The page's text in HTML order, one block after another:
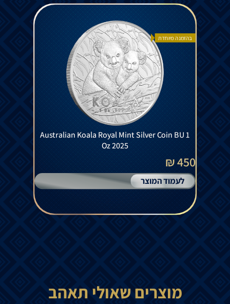
בהזמנה מיוחדת
Australian Koala Royal Mint Silver Coin BU 1
Oz 2025
450 ₪
לעמוד המוצר
מוצרים שאולי תאהב